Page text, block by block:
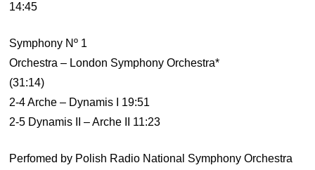
14:45
Symphony Nº 1
Orchestra – London Symphony Orchestra*
(31:14)
2-4 Arche – Dynamis I 19:51
2-5 Dynamis II – Arche II 11:23
Perfomed by Polish Radio National Symphony Orchestra